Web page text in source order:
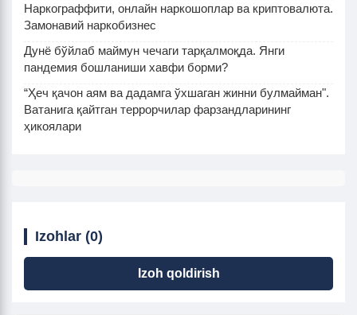
Наркограффити, онлайн наркошоплар ва криптовалюта.
Замонавий наркобизнес
Дунё бўйлаб маймун чечаги тарқалмоқда. Янги
пандемия бошланиши хавфи борми?
“Ҳеч қачон аям ва дадамга ўхшаган жинни булмайман".
Ватанига қайтган террорчилар фарзандларининг
ҳикоялари
Izohlar (0)
Izoh qoldirish